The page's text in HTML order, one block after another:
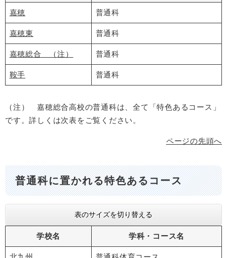
嘉穂 普通科
嘉穂東 普通科
嘉穂総合 （注） 普通科
鞍手 普通科
（注） 嘉穂総合高校の普通科は、全て「特色あるコース」
です。詳しくは次表をご覧ください。
ページの先頭へ
普通科に置かれる特色あるコース
表のサイズを切り替える
学校名 学科・コース名